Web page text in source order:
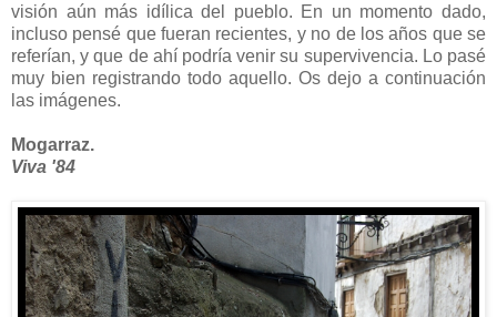
visión aún más idílica del pueblo. En un momento dado,
incluso pensé que fueran recientes, y no de los años que se
referían, y que de ahí podría venir su supervivencia. Lo pasé
muy bien registrando todo aquello. Os dejo a continuación
las imágenes.
Mogarraz.
Viva '84